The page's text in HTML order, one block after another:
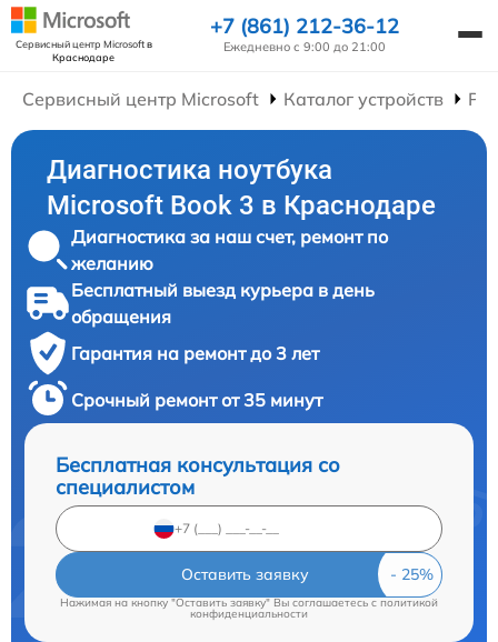
Сервисный центр Microsoftв
Краснодаре
+7 (861) 212-36-12
Ежедневно с 9:00 до 21:00
Сервисный центр Microsoft Каталог устройств
Диагностика ноутбука
Microsoft Book 3 в Краснодаре
Диагностика за наш счет, ремонт по
желанию
Бесплатный выезд курьера в день
обращения
Гарантия на ремонт до 3 лет
Срочный ремонт от 35 минут
Бесплатная консультация со
специалистом
Оставить заявку
Нажимая на кнопку "Оставить заявку" Вы соглашаетесь cполитикой
конфиденциальности